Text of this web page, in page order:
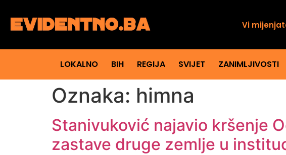
Vi
LOKALNO BIH REGIJA SVIJET ZANIMLJIVOSTI
Oznaka: himna
Stanivuković najavio kršenje
zastave druge zemlje u